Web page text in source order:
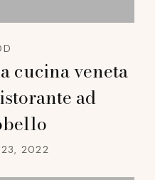
cucina veneta
ad
23, 2022